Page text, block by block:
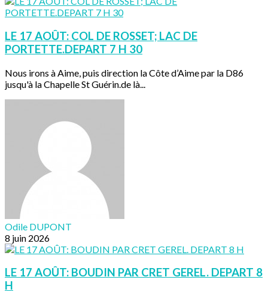
LE 17 AOÛT: COL DE ROSSET; LAC DE
PORTETTE.DEPART 7 H 30
Nous irons à Aime, puis direction la Côte d’Aime par la D86
jusqu'à la Chapelle St Guérin.de là...
Odile DUPONT
8 juin 2026
LE 17 AOÛT: BOUDIN PAR CRET GEREL. DEPART 8
H